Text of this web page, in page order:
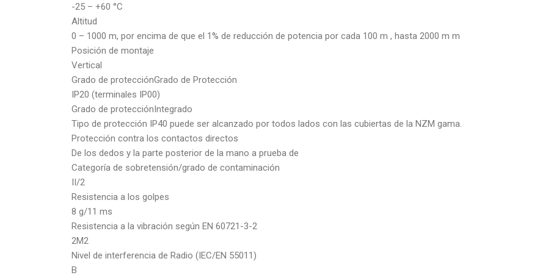
-25 – +60 °C
Altitud
0 – 1000 m, por encima de que el 1% de reducción de potencia por cada 100 m , hasta 2000 m m
Posición de montaje
Vertical
Grado de protecciónGrado de Protección
IP20 (terminales IP00)
Grado de protecciónIntegrado
Tipo de protección IP40 puede ser alcanzado por todos lados con las cubiertas de la NZM gama.
Protección contra los contactos directos
De los dedos y la parte posterior de la mano a prueba de
Categoría de sobretensión/grado de contaminación
II/2
Resistencia a los golpes
8 g/11 ms
Resistencia a la vibración según EN 60721-3-2
2M2
Nivel de interferencia de Radio (IEC/EN 55011)
B